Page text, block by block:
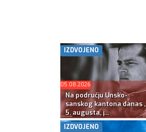
IZDVOJENO
05.08.2026
Na području Unsko-
sanskog kantona danas ,
5. augusta, j...
IZDVOJENO